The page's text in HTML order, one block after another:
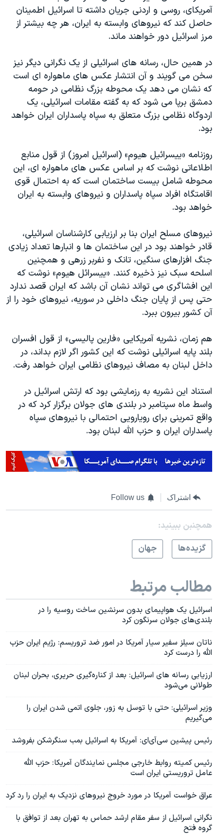
آمریکای، روسی و اردنی جریان داشته تا اسرائیل اطمینان
حاصل کند که نیروهای وابسته به ایران، هر چه بیشتر از
مرز اسرائیل دور خواهند ماند.
در همین حال، رسانه های اسرائیلی از یک نگرانی دیگر نیز
سخن می گویند و آن انتشار عکس های ماهواره ای است
که نشان می دهد یک محوطه بزرگ نظامی در حومه
دمشق برپا می شود که به گفته مقامات اسرائیلی، یک
اردوگاه نظامی بزرگ متعلق به سپاه پاسداران ایران خواهد
بود.
روزنامه «ییسرائیل هیوم» (اسرائیل امروز) از قول منابع
اطلاعاتی نوشت که بر اساس عکس های ماهواره ای، این
محوطه شامل بیست ساختمان است که به احتمال قوی
اقامتگاه افراد سپاه پاسداران و نیروهای وابسته به ایران
خواهد بود.
نیروهای مسلح ایران بنا بر ارزیابی کارشناسان اسرائیلی،
قادر خواهند بود در این ساختمان ها و انبارها تعداد زیادی
جنگ افزارهای سنگین، تانک و نفربر زرهی و همچنین
اسلحه سبک نیز ذخیره کنند. «ییسرائل هیوم» نوشت که
این افشاگری می تواند نشان آن باشد که ایران قصد ندارد
حتی پس از پایان جنگ داخلی در سوریه، نیروهای خود را از
آن کشور بیرون ببرد.
هم زمان، نشریه آمریکایی «فارین پالیسی» از قول افسران
بلند پایه اسرائیلی نوشت که این کشور اگر لازم بداند، در
داخل لبنان به مصاف نیروهای نظامی ایران خواهد رفت.
استناد این نشریه به رزمایشی بود که ارتش اسرائیل در
واسط ماه سپتامبر در بلندی های جولان برگزار کرد که در
واقع تمرینی برای رویارویی احتمالی با نیروهای سپاه
پاسداران ایران و حزب الله لبنان بود.
اشتراک Follow us
همچنبن ببینید:
گزيده‌ها
جهان
مطالب مرتبط
اسرائیل یک هواپیمای بدون سرنشین ساخت روسیه را در
بلندی‌های جولان سرنگون کرد
ناتان سیلز سفیر سیار آمریکا در امور ضد تروریسم: رژیم ایران حزب
الله را درست کرد
ارزيابى رسانه هاى اسرائيل: بعد از کناره‌گیری حریری، بحران لبنان
طولانی می‌شود
وزیر اسرائیلی: حتی با توسل به زور، جلوی اتمی شدن ایران را
می‌گیریم
رئیس پیشین سی‌آی‌ای: آمریکا به اسرائیل بمب سنگرشکن بفروشد
رئیس کمیته روابط خارجی مجلس نمایندگان آمریکا: حزب الله
عامل تروریستی ایران است
عراق خواست آمریکا در مورد خروج نیروهای نزدیک به ایران را رد کرد
نگرانی اسرائیل از سفر مقام ارشد حماس به تهران بعد از توافق با
گروه فتح